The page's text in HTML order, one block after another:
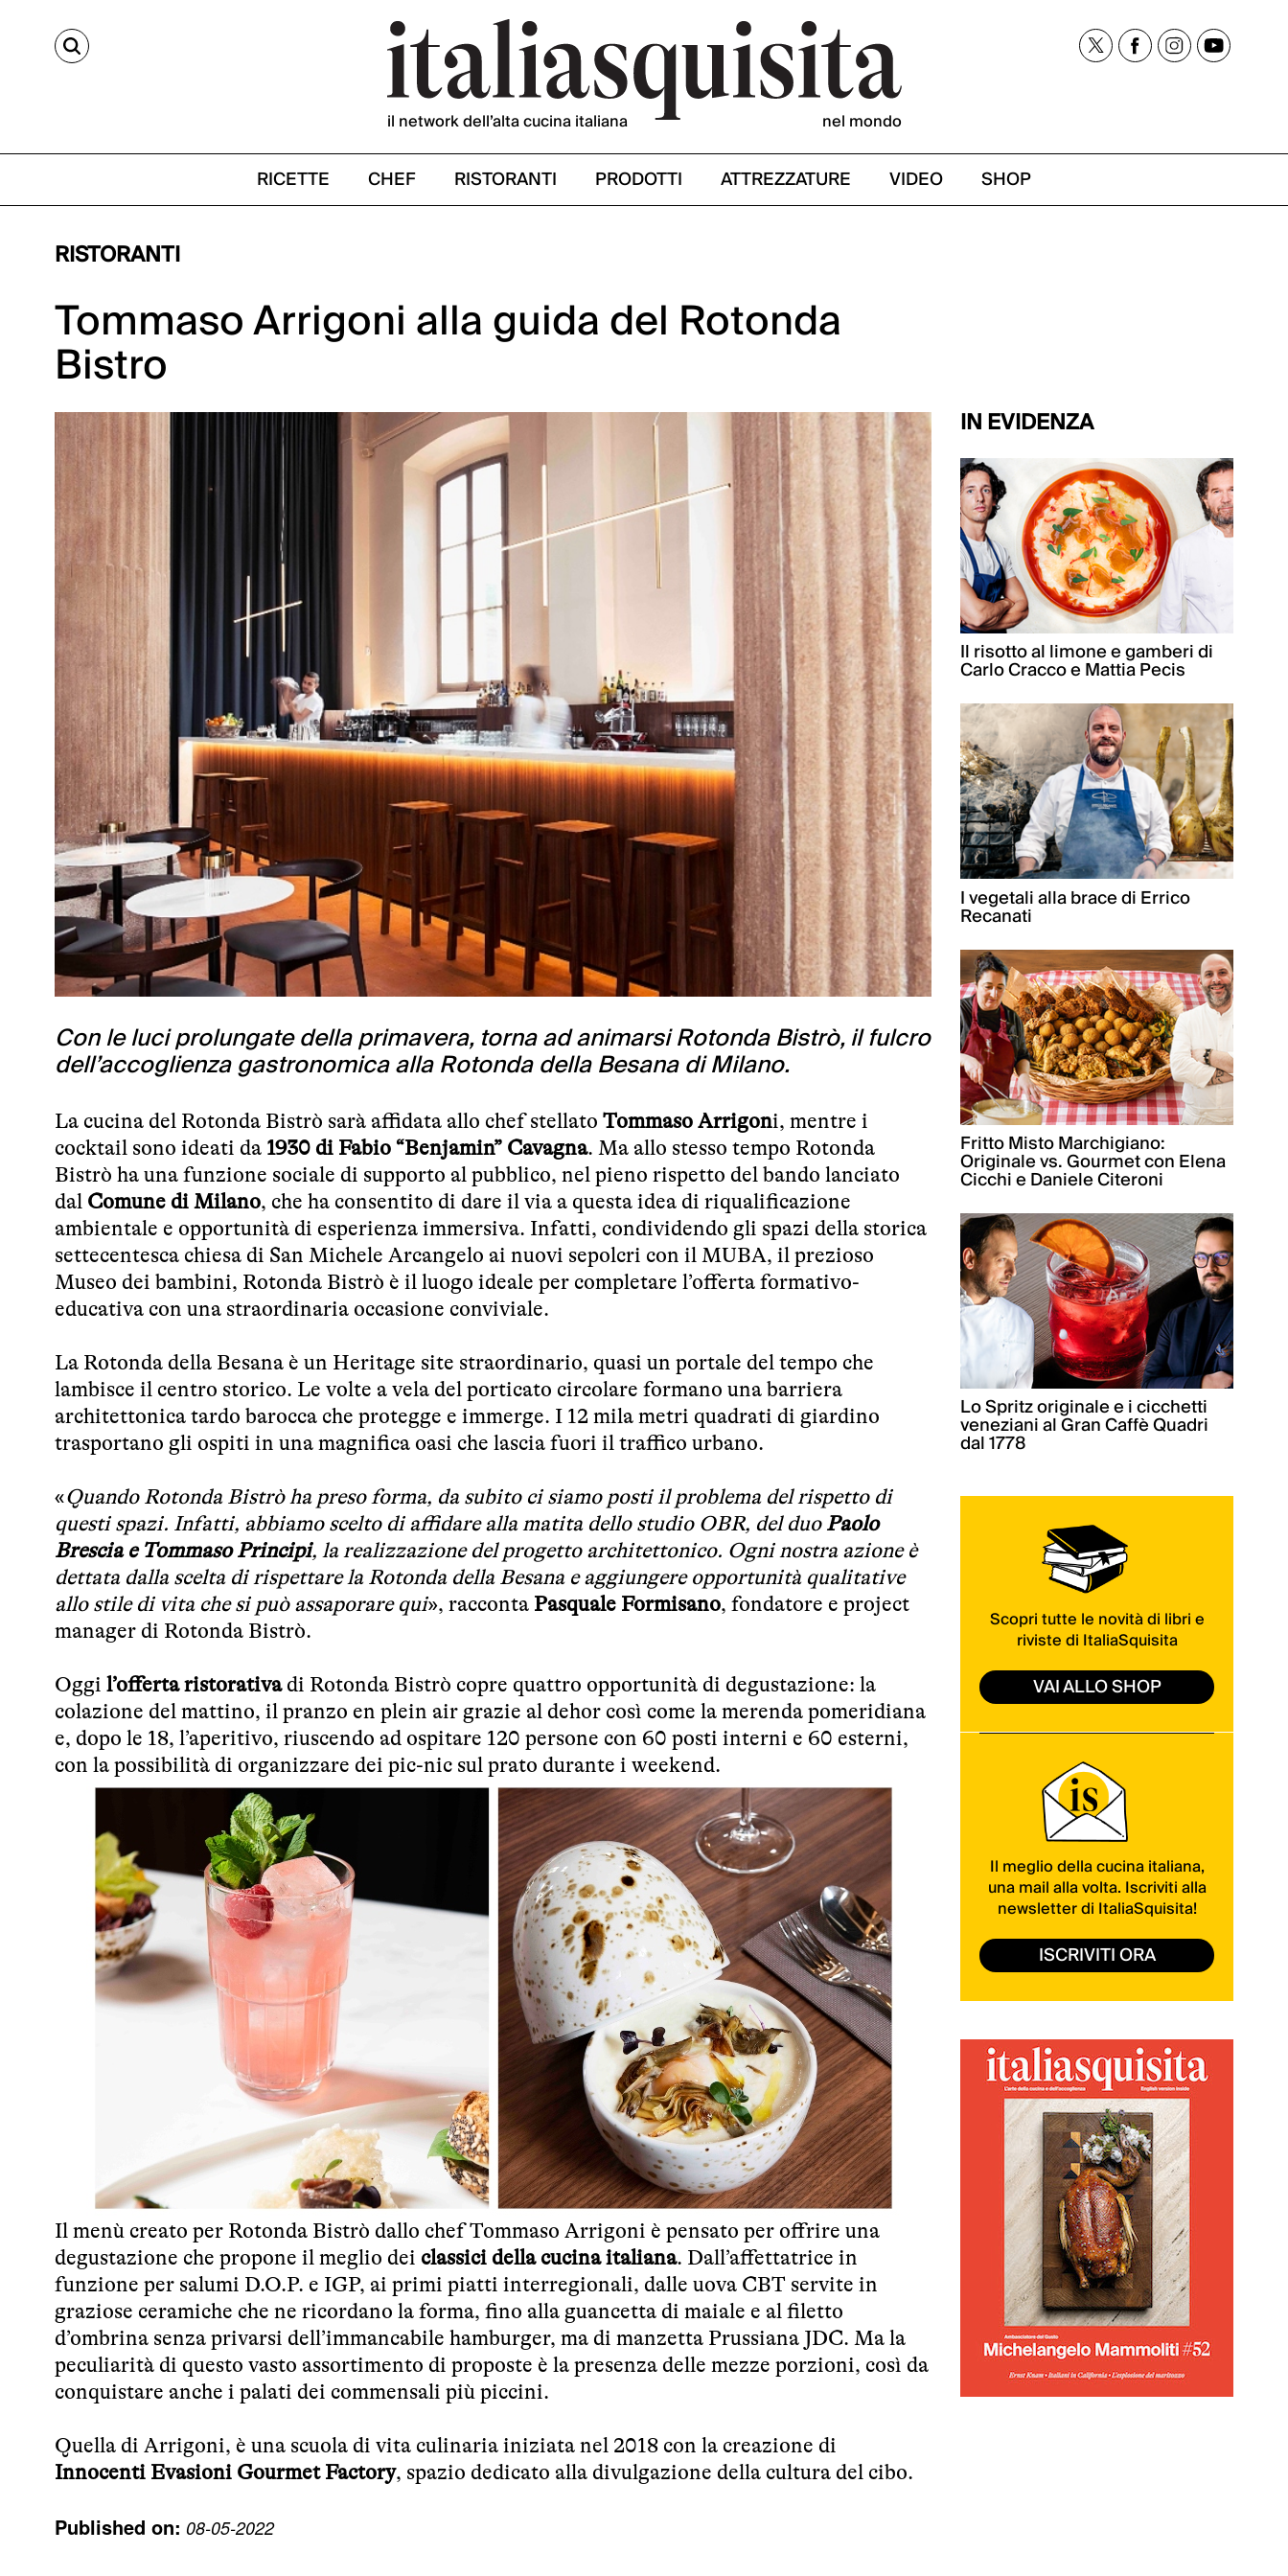
CERCA
il network dell’alta cucina italiana nel mondo
RICETTE CHEF RISTORANTI PRODOTTI ATTREZZATURE VIDEO SHOP
RISTORANTI
Tommaso Arrigoni alla guida del Rotonda
Bistro
Con le luci prolungate della primavera, torna ad animarsi Rotonda Bistrò, il fulcro
dell’accoglienza gastronomica alla Rotonda della Besana di Milano.
La cucina del Rotonda Bistrò sarà affidata allo chef stellato Tommaso Arrigoni, mentre i
cocktail sono ideati da 1930 di Fabio “Benjamin” Cavagna. Ma allo stesso tempo Rotonda
Bistrò ha una funzione sociale di supporto al pubblico, nel pieno rispetto del bando lanciato
dal Comune di Milano, che ha consentito di dare il via a questa idea di riqualificazione
ambientale e opportunità di esperienza immersiva. Infatti, condividendo gli spazi della storica
settecentesca chiesa di San Michele Arcangelo ai nuovi sepolcri con il MUBA, il prezioso
Museo dei bambini, Rotonda Bistrò è il luogo ideale per completare l’offerta formativo-
educativa con una straordinaria occasione conviviale.
La Rotonda della Besana è un Heritage site straordinario, quasi un portale del tempo che
lambisce il centro storico. Le volte a vela del porticato circolare formano una barriera
architettonica tardo barocca che protegge e immerge. I 12 mila metri quadrati di giardino
trasportano gli ospiti in una magnifica oasi che lascia fuori il traffico urbano.
«Quando Rotonda Bistrò ha preso forma, da subito ci siamo posti il problema del rispetto di
questi spazi. Infatti, abbiamo scelto di affidare alla matita dello studio OBR, del duo Paolo
Brescia e Tommaso Principi, la realizzazione del progetto architettonico. Ogni nostra azione è
dettata dalla scelta di rispettare la Rotonda della Besana e aggiungere opportunità qualitative
allo stile di vita che si può assaporare qui», racconta Pasquale Formisano, fondatore e project
manager di Rotonda Bistrò.
Oggi l’offerta ristorativadi Rotonda Bistrò copre quattro opportunità di degustazione: la
colazione del mattino, il pranzo en plein air grazie al dehor così come la merenda pomeridiana
e, dopo le 18, l’aperitivo, riuscendo ad ospitare 120 persone con 60 posti interni e 60 esterni,
con la possibilità di organizzare dei pic-nic sul prato durante i weekend.
Il menù creato per Rotonda Bistrò dallo chef Tommaso Arrigoni è pensato per offrire una
degustazione che propone il meglio dei classici della cucina italiana. Dall’affettatrice in
funzione per salumi D.O.P. e IGP, ai primi piatti interregionali, dalle uova CBT servite in
graziose ceramiche che ne ricordano la forma, fino alla guancetta di maiale e al filetto
d’ombrina senza privarsi dell’immancabile hamburger, ma di manzetta Prussiana JDC. Ma la
peculiarità di questo vasto assortimento di proposte è la presenza delle mezze porzioni, così da
conquistare anche i palati dei commensali più piccini.
Quella di Arrigoni, è una scuola di vita culinaria iniziata nel 2018 con la creazione di
Innocenti Evasioni Gourmet Factory, spazio dedicato alla divulgazione della cultura del cibo.
Published on: 08-05-2022
IN EVIDENZA
Il risotto al limone e gamberi di
Carlo Cracco e Mattia Pecis
I vegetali alla brace di Errico
Recanati
Fritto Misto Marchigiano:
Originale vs. Gourmet con Elena
Cicchi e Daniele Citeroni
Lo Spritz originale e i cicchetti
veneziani al Gran Caffè Quadri
dal 1778
Scopri tutte le novità di libri e
riviste di ItaliaSquisita
VAI ALLO SHOP
Il meglio della cucina italiana,
una mail alla volta. Iscriviti alla
newsletter di ItaliaSquisita!
ISCRIVITI ORA